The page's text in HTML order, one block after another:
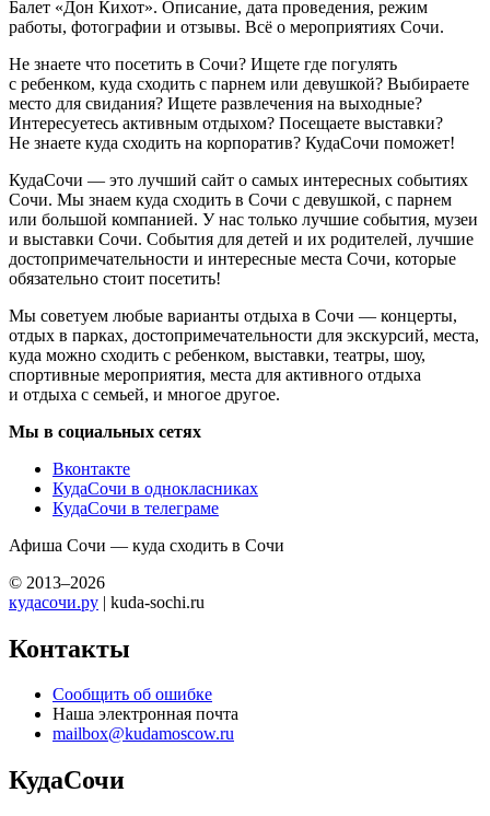
Балет «Дон Кихот». Описание, дата проведения, режим
работы, фотографии и отзывы. Всё о мероприятиях Сочи.
Не знаете что посетить в Сочи? Ищете где погулять
с ребенком, куда сходить с парнем или девушкой? Выбираете
место для свидания? Ищете развлечения на выходные?
Интересуетесь активным отдыхом? Посещаете выставки?
Не знаете куда сходить на корпоратив? КудаСочи поможет!
КудаСочи — это лучший сайт о самых интересных событиях
Сочи. Мы знаем куда сходить в Сочи с девушкой, с парнем
или большой компанией. У нас только лучшие события, музеи
и выставки Сочи. События для детей и их родителей, лучшие
достопримечательности и интересные места Сочи, которые
обязательно стоит посетить!
Мы советуем любые варианты отдыха в Сочи — концерты,
отдых в парках, достопримечательности для экскурсий, места,
куда можно сходить с ребенком, выставки, театры, шоу,
спортивные мероприятия, места для активного отдыха
и отдыха с семьей, и многое другое.
Мы в социальных сетях
Вконтакте
КудаСочи в однокласниках
КудаСочи в телеграме
Афиша Сочи — куда сходить в Сочи
© 2013–2026
кудасочи.ру | kuda-sochi.ru
Контакты
Сообщить об ошибке
Наша электронная почта
mailbox@kudamoscow.ru
КудаСочи